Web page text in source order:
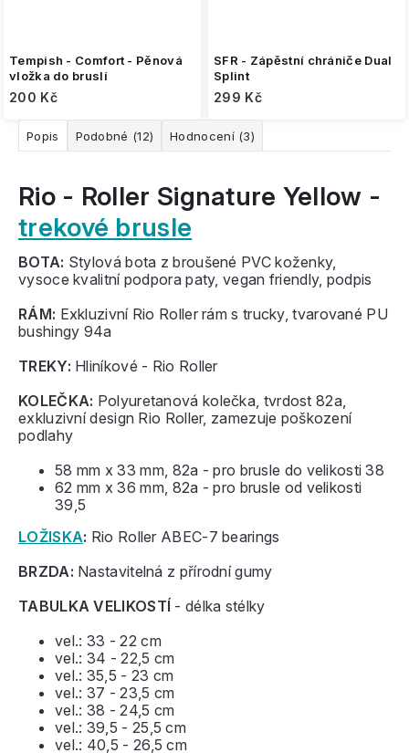
Tempish - Comfort - Pěnová
vložka do bruslí
200 Kč
SFR - Zápěstní chrániče Dual
Splint
299 Kč
Popis Podobné (12) Hodnocení (3)
Rio - Roller Signature Yellow -
trekové brusle
BOTA: Stylová bota z broušené PVC koženky,
vysoce kvalitní podpora paty, vegan friendly, podpis
RÁM: Exkluzivní Rio Roller rám s trucky, tvarované PU
bushingy 94a
TREKY: Hliníkové - Rio Roller
KOLEČKA: Polyuretanová kolečka, tvrdost 82a,
exkluzivní design Rio Roller, zamezuje poškození
podlahy
58 mm x 33 mm, 82a - pro brusle do velikosti 38
62 mm x 36 mm, 82a - pro brusle od velikosti
39,5
LOŽISKA: Rio Roller ABEC-7 bearings
BRZDA: Nastavitelná z přírodní gumy
TABULKA VELIKOSTÍ - délka stélky
vel.: 33 - 22 cm
vel.: 34 - 22,5 cm
vel.: 35,5 - 23 cm
vel.: 37 - 23,5 cm
vel.: 38 - 24,5 cm
vel.: 39,5 - 25,5 cm
vel.: 40,5 - 26,5 cm